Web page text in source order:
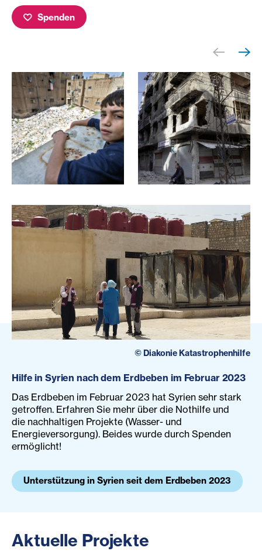
Spenden
© Diakonie Katastrophenhilfe
Hilfe in Syrien nach dem Erdbeben im Februar 2023
Das Erdbeben im Februar 2023 hat Syrien sehr stark
getroffen. Erfahren Sie mehr über die Nothilfe und
die nachhaltigen Projekte (Wasser- und
Energieversorgung). Beides wurde durch Spenden
ermöglicht!
Unterstützung in Syrien seit dem Erdbeben 2023
Aktuelle Projekte